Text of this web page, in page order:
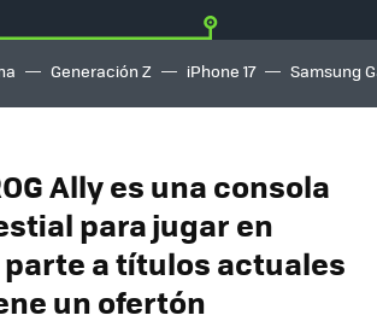
Generación Z iPhone 17 Samsung
Ally es una consola
para jugar en
a títulos actuales
un ofertón